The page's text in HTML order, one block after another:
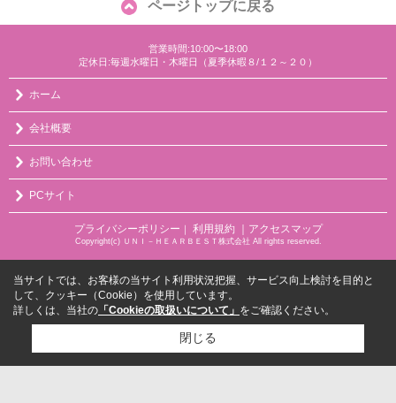
ページトップに戻る
営業時間:10:00〜18:00
定休日:毎週水曜日・木曜日（夏季休暇８/１２～２０）
ホーム
会社概要
お問い合わせ
PCサイト
プライバシーポリシー ｜ 利用規約 ｜アクセスマップ
Copyright(c) ＵＮＩ－ＨＥＡＲＢＥＳＴ株式会社 All rights reserved.
当サイトでは、お客様の当サイト利用状況把握、サービス向上検討を目的と
して、クッキー（Cookie）を使用しています。
詳しくは、当社の 「Cookieの取扱いについて」 をご確認ください。
閉じる